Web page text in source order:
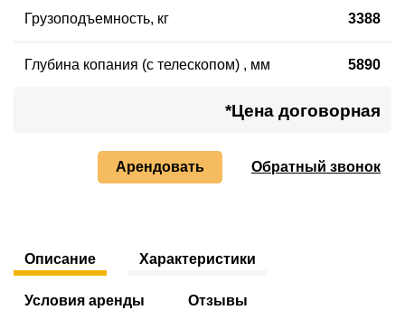
Грузоподъемность, кг 3388
Глубина копания (с телескопом) , мм 5890
*Цена договорная
Арендовать Обратный звонок
Описание Характеристики
Условия аренды Отзывы